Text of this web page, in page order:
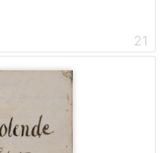
21